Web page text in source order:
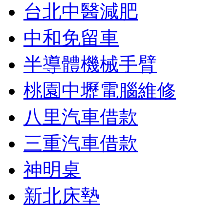
台北中醫減肥
中和免留車
半導體機械手臂
桃園中壢電腦維修
八里汽車借款
三重汽車借款
神明桌
新北床墊